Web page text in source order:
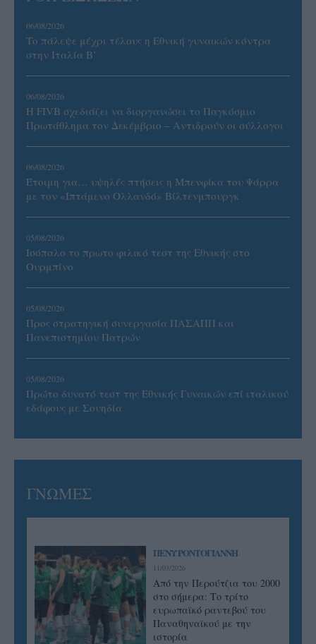
06/08/2026
Το πάλεψε μέχρι τέλους η Εθνική γυναικών κόντρα
στην Ιταλία Β’
06/08/2026
Η FIVB σχεδιάζει να διοργανώσει το Παγκόσμιο
Πρωτάθλημα τον Δεκέμβριο – Αντιδρούν οι σύλλογοι
06/08/2026
Έτοιμη για… υψηλές πτήσεις η Μπενφίκα του Ψάρρα
με τον «Ιπτάμενο Ολλανδό» Βίλτενμπουργκ
05/08/2026
Ισόπαλο το πρωτο φιλικό τεστ της Εθνικής στο
Ουρμπίνο
05/08/2026
Προς στρατηγική συνεργασία ΠΑΣΑΠΠ και
Πανεπιστημίου Πατρών
05/08/2026
Πρώτο δυνατό τεστ της Εθνικής Γυναικών επί ιταλικού
εδάφους με Σουηδία
ΓΝΩΜΕΣ
ΠΕΝΥ ΡΟΝΤΟΓΙΑΝΝΗ
11/03/2026
Από την Περούτζια του 2000
στο σήμερα: Tο τρίτο
ευρωπαϊκό ραντεβού του
Παναθηναϊκού με την
ιστορία